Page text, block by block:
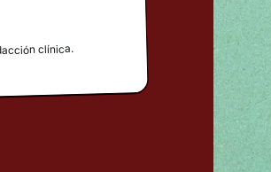
clínica.